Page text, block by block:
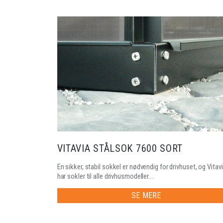
VITAVIA STÅLSOK 7600 SORT
En sikker, stabil sokkel er nødvendig for drivhuset, og
har sokler til alle drivhusmodeller....
SE MERE